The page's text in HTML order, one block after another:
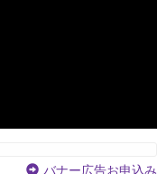
バナー広告お申込み